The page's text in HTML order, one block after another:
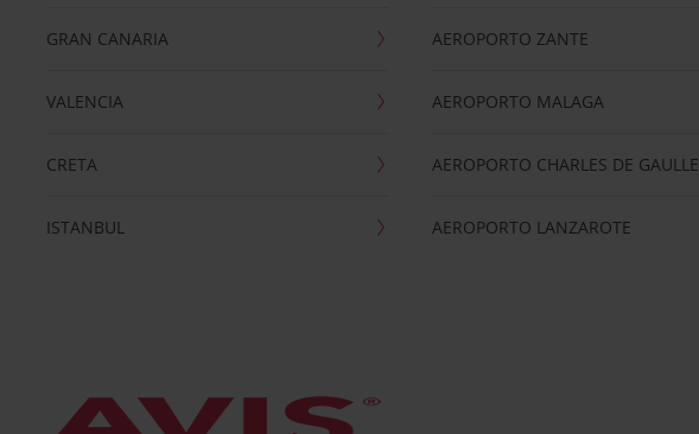
GRAN CANARIA
VALENCIA
CRETA
ISTANBUL
AEROPORTO ZANTE
AEROPORTO MALAGA
AEROPORTO CHARLES DE GAULLE
AEROPORTO LANZAROTE